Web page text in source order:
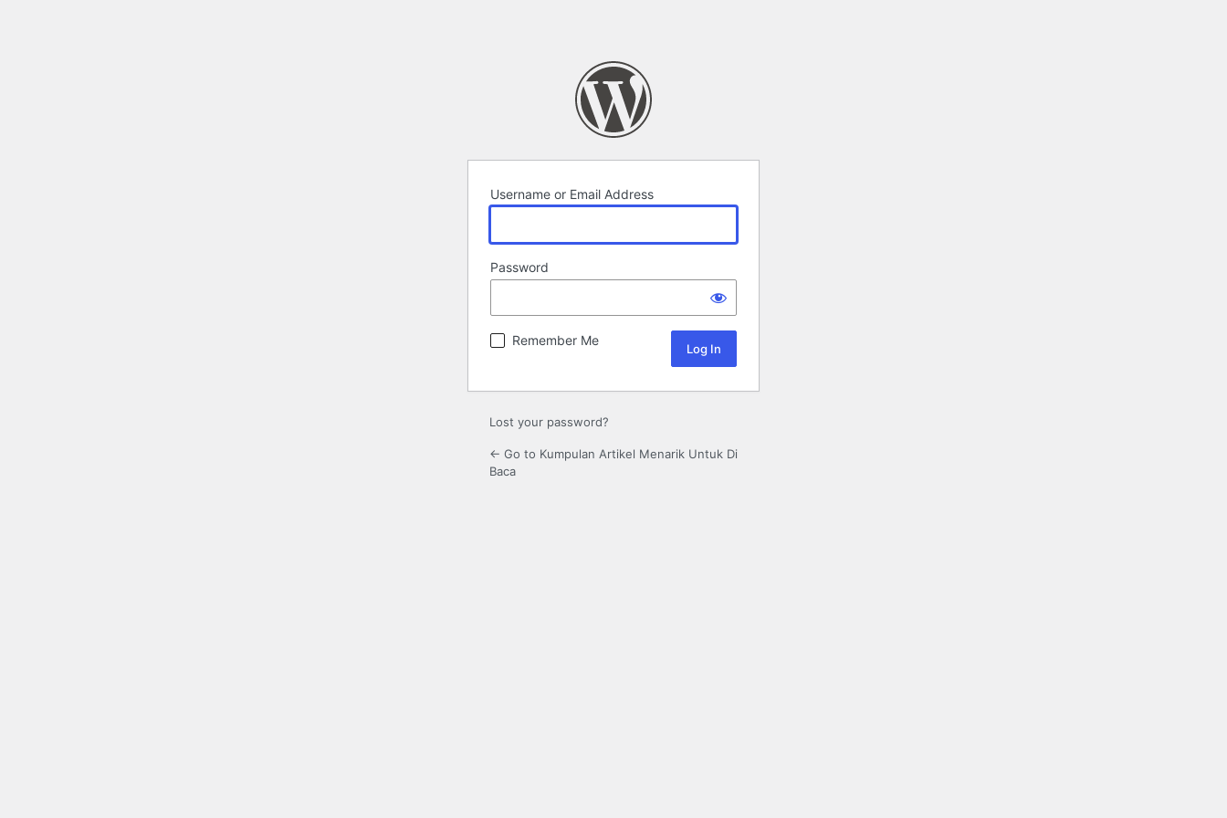
Username or Email Address
Password
Remember Me
Lost your password?
← Go to Kumpulan Artikel Menarik Untuk Di
Baca